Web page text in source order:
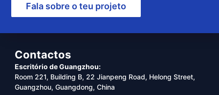
Fala sobre o teu projeto
Contactos
Escritório de Guangzhou:
Room 221, Building B, 22 Jianpeng Road, Helong Street,
Guangzhou, Guangdong, China